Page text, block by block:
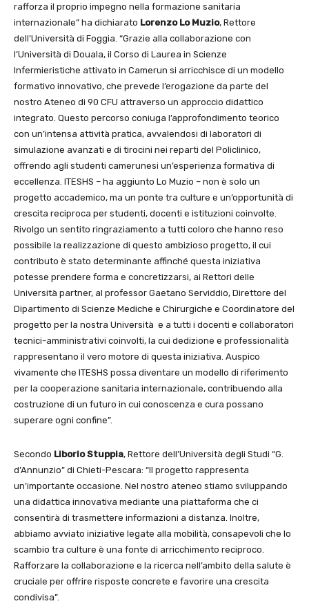
rafforza il proprio impegno nella formazione sanitaria
internazionale” ha dichiarato Lorenzo Lo Muzio, Rettore
dell’Università di Foggia. “Grazie alla collaborazione con
l’Università di Douala, il Corso di Laurea in Scienze
Infermieristiche attivato in Camerun si arricchisce di un modello
formativo innovativo, che prevede l’erogazione da parte del
nostro Ateneo di 90 CFU attraverso un approccio didattico
integrato. Questo percorso coniuga l’approfondimento teorico
con un’intensa attività pratica, avvalendosi di laboratori di
simulazione avanzati e di tirocini nei reparti del Policlinico,
offrendo agli studenti camerunesi un’esperienza formativa di
eccellenza. ITESHS – ha aggiunto Lo Muzio – non è solo un
progetto accademico, ma un ponte tra culture e un’opportunità di
crescita reciproca per studenti, docenti e istituzioni coinvolte.
Rivolgo un sentito ringraziamento a tutti coloro che hanno reso
possibile la realizzazione di questo ambizioso progetto, il cui
contributo è stato determinante affinché questa iniziativa
potesse prendere forma e concretizzarsi, ai Rettori delle
Università partner, al professor Gaetano Serviddio, Direttore del
Dipartimento di Scienze Mediche e Chirurgiche e Coordinatore del
progetto per la nostra Università e a tutti i docenti e collaboratori
tecnici-amministrativi coinvolti, la cui dedizione e professionalità
rappresentano il vero motore di questa iniziativa. Auspico
vivamente che ITESHS possa diventare un modello di riferimento
per la cooperazione sanitaria internazionale, contribuendo alla
costruzione di un futuro in cui conoscenza e cura possano
superare ogni confine”.
Secondo Liborio Stuppia, Rettore dell’Università degli Studi “G.
d’Annunzio” di Chieti-Pescara: “Il progetto rappresenta
un’importante occasione. Nel nostro ateneo stiamo sviluppando
una didattica innovativa mediante una piattaforma che ci
consentirà di trasmettere informazioni a distanza. Inoltre,
abbiamo avviato iniziative legate alla mobilità, consapevoli che lo
scambio tra culture è una fonte di arricchimento reciproco.
Rafforzare la collaborazione e la ricerca nell’ambito della salute è
cruciale per offrire risposte concrete e favorire una crescita
condivisa”.